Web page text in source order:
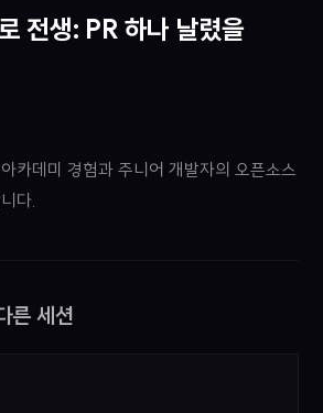
전생: PR 하나 날렸을
카데미 경험과 주니어 개발자의 오픈소스
다.
른 세션